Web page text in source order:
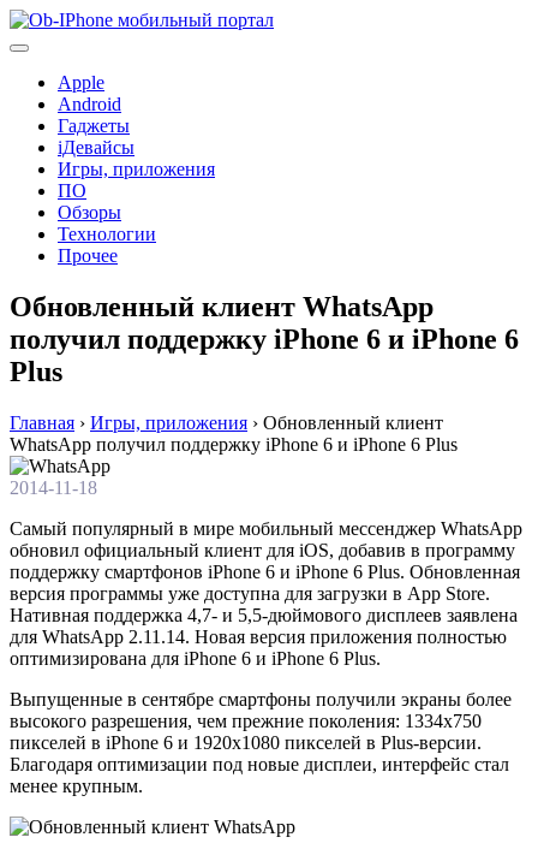
Перейти
к
Apple
Android
Гаджеты
iДевайсы
Игры, приложения
ПО
Обзоры
Технологии
Прочее
Обновленный клиент WhatsApp
получил поддержку iPhone 6 и iPhone 6
Plus
Главная › Игры, приложения › Обновленный клиент
WhatsApp получил поддержку iPhone 6 и iPhone 6 Plus
2014-11-18
Самый популярный в мире мобильный мессенджер WhatsApp
обновил официальный клиент для iOS, добавив в программу
поддержку смартфонов iPhone 6 и iPhone 6 Plus. Обновленная
версия программы уже доступна для загрузки в App Store.
Нативная поддержка 4,7- и 5,5-дюймового дисплеев заявлена
для WhatsApp 2.11.14. Новая версия приложения полностью
оптимизирована для iPhone 6 и iPhone 6 Plus.
Выпущенные в сентябре смартфоны получили экраны более
высокого разрешения, чем прежние поколения: 1334х750
пикселей в iPhone 6 и 1920х1080 пикселей в Plus-версии.
Благодаря оптимизации под новые дисплеи, интерфейс стал
менее крупным.